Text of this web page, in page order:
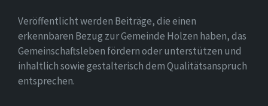
Veröffentlicht werden Beiträge, die einen
erkennbaren Bezug zur Gemeinde Holzen haben, das
Gemeinschaftsleben fördern oder unterstützen und
inhaltlich sowie gestalterisch dem Qualitätsanspruch
entsprechen.